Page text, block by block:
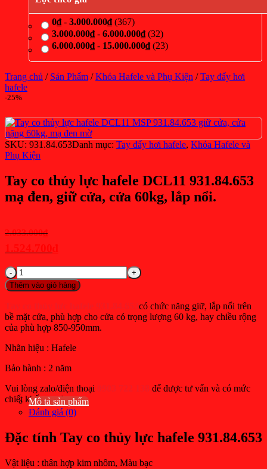
0₫- 3.000.000₫(367)
3.000.000₫- 6.000.000₫(32)
6.000.000₫- 15.000.000₫(23)
Trang chủ / Sản Phẩm / Khóa Hafele và Phụ Kiện / Tay đẩy hơi
hafele
-25%
SKU: 931.84.653Danh mục: Tay đẩy hơi hafele, Khóa Hafele và
Phụ Kiện
Tay co thủy lực hafele DCL11 931.84.653
mạ đen, giữ cửa, cửa 60kg, lắp nổi.
2.033.000₫Giá
hiện
tại
1.524.700₫.
Tay
co
thủy
hafele
DCL11
931.84.653
mạ
giữ
cửa
60kg,
lắp
số
lượng
Thêm vào giỏ hàng
có chức năng giữ, lắp nổi trên
bề mặt cửa, phù hợp cho cửa có trọng lượng 60 kg, hay chiều rộng
của phù hợp 850-950mm.
Nhãn hiệu : Hafele
Bảo hành : 2 năm
Vui lòng zalo/điện thoại
để được tư vấn và có mức
chiết khấu cao hơn
Mô tả sản phẩm
Đánh giá (0)
Đặc tính Tay co thủy lực hafele 931.84.653
Vật liệu : thân hợp kim nhôm, Màu bạc